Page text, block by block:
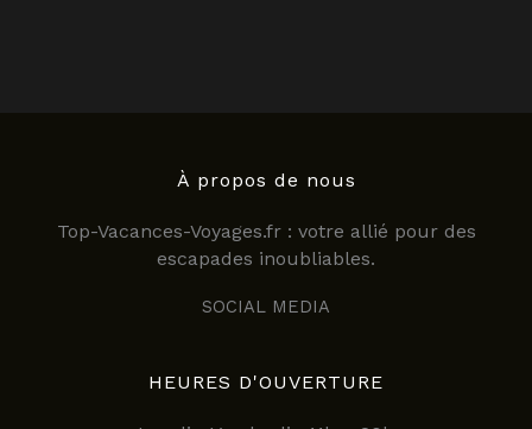
À propos de nous
Top-Vacances-Voyages.fr : votre allié pour des
escapades inoubliables.
SOCIAL MEDIA
HEURES D'OUVERTURE